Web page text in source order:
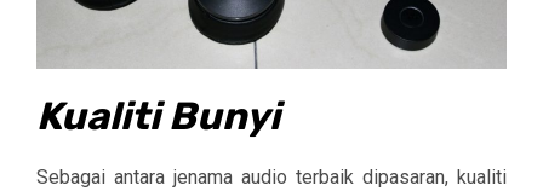
Kualiti Bunyi
Sebagai antara jenama audio terbaik dipasaran, kualiti